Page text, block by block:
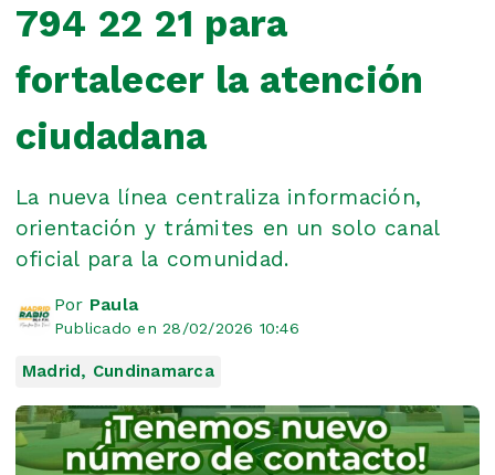
794 22 21 para
fortalecer la atención
ciudadana
La nueva línea centraliza información,
orientación y trámites en un solo canal
oficial para la comunidad.
Por Paula
Publicado en 28/02/2026 10:46
Madrid, Cundinamarca